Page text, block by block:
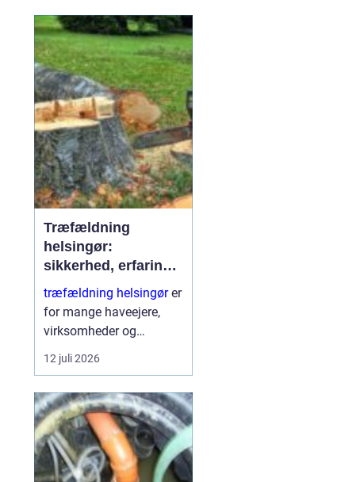
omkring Aabenraa, har
du mange muligheder,
men hvordan finder du
den rigtige
samarbejdspartner til nyt
tag, vindue...
Træfældning
helsingør:
sikkerhed, erfaring
og gode løsninger i
nordsjælland
træfældning helsingører
for mange haveejere,
virksomheder og
grundejerforeninger et
nødvendigt skridt for at
sikre og pæne. Når et
træ bliver for højt, sygt
e...
12 juli 2026